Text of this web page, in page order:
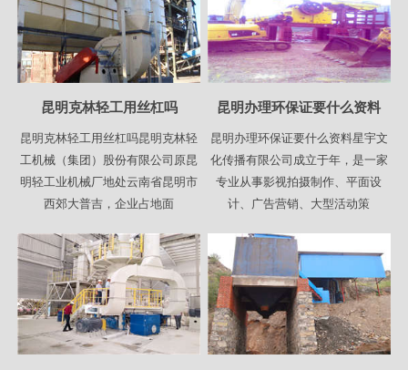
昆明克林轻工用丝杠吗
昆明克林轻工用丝杠吗昆明克林轻
工机械（集团）股份有限公司原昆
明轻工业机械厂地处云南省昆明市
西郊大普吉，企业占地面
昆明办理环保证要什么资料
昆明办理环保证要什么资料星宇文
化传播有限公司成立于年，是一家
专业从事影视拍摄制作、平面设
计、广告营销、大型活动策